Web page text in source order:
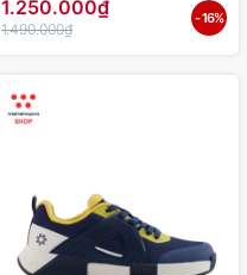
Hãng
1.250.000₫
1.490.000₫
- 16%